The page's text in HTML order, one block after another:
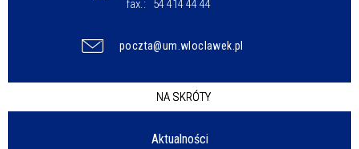
fax.:
54 414 44 44
poczta@um.wloclawek.pl
NA SKRÓTY
Aktualności